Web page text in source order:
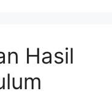
Hasil